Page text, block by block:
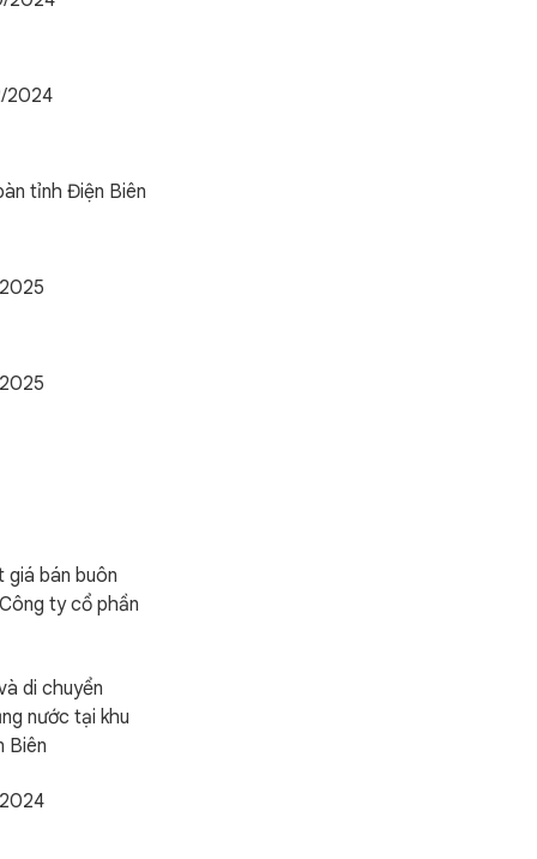
2024
tỉnh Điện Biên
giá bán buôn
ty cổ phần
di chuyển
nước tại khu
Biên